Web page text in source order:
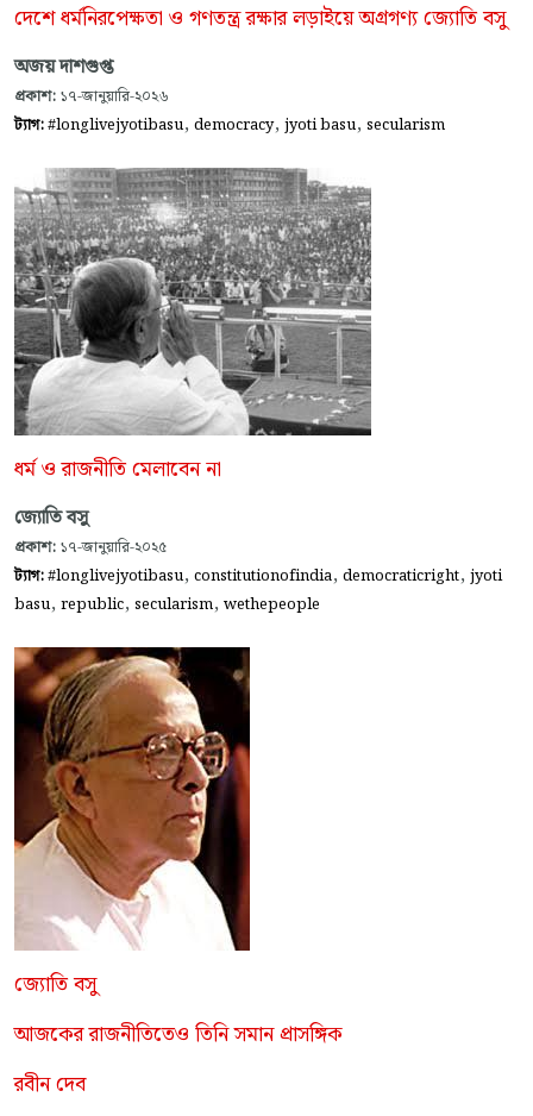
দেশে ধর্মনিরপেক্ষতা ও গণতন্ত্র রক্ষার লড়াইয়ে অগ্রগণ্য জ্যোতি বসু
অজয় দাশগুপ্ত
প্রকাশ: ১৭-জানুয়ারি-২০২৬
ট্যাগ:#longlivejyotibasu, democracy, jyoti basu, secularism
ধর্ম ও রাজনীতি মেলাবেন না
জ্যোতি বসু
প্রকাশ: ১৭-জানুয়ারি-২০২৫
ট্যাগ:#longlivejyotibasu, constitutionofindia, democraticright, jyoti
basu, republic, secularism, wethepeople
জ্যোতি বসু
আজকের রাজনীতিতেও তিনি সমান প্রাসঙ্গিক
রবীন দেব